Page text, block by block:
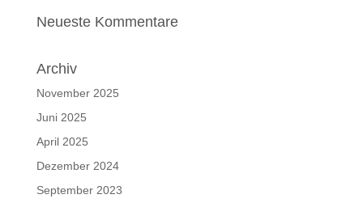
Neueste Kommentare
Archiv
November 2025
Juni 2025
April 2025
Dezember 2024
September 2023